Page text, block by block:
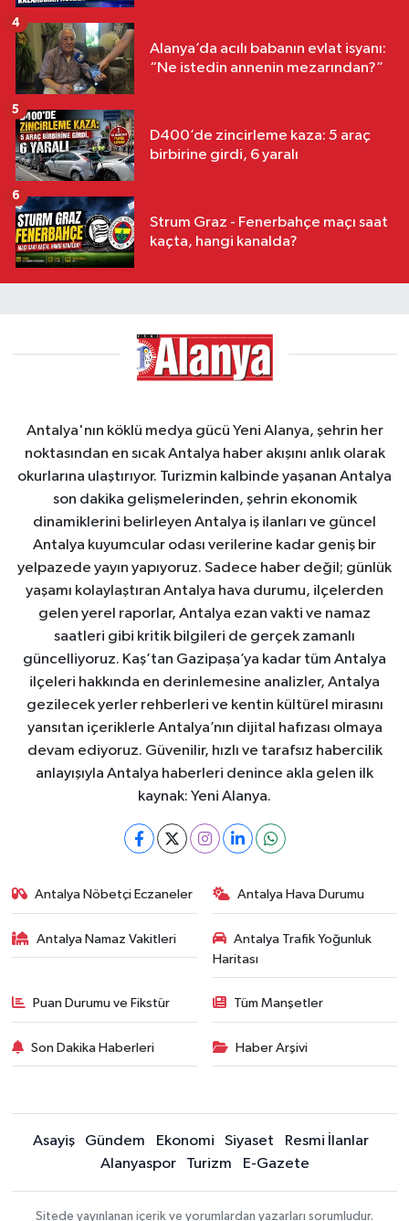
Alanya’da acılı babanın evlat isyanı:
“Ne istedin annenin mezarından?”
4
D400’de zincirleme kaza: 5 araç
birbirine girdi, 6 yaralı
5
Strum Graz - Fenerbahçe maçı saat
kaçta, hangi kanalda?
6
Antalya'nın köklü medya gücü Yeni Alanya, şehrin her
noktasından en sıcak Antalya haber akışını anlık olarak
okurlarına ulaştırıyor. Turizmin kalbinde yaşanan Antalya
son dakika gelişmelerinden, şehrin ekonomik
dinamiklerini belirleyen Antalya iş ilanları ve güncel
Antalya kuyumcular odası verilerine kadar geniş bir
yelpazede yayın yapıyoruz. Sadece haber değil; günlük
yaşamı kolaylaştıran Antalya hava durumu, ilçelerden
gelen yerel raporlar, Antalya ezan vakti ve namaz
saatleri gibi kritik bilgileri de gerçek zamanlı
güncelliyoruz. Kaş’tan Gazipaşa’ya kadar tüm Antalya
ilçeleri hakkında en derinlemesine analizler, Antalya
gezilecek yerler rehberleri ve kentin kültürel mirasını
yansıtan içeriklerle Antalya’nın dijital hafızası olmaya
devam ediyoruz. Güvenilir, hızlı ve tarafsız habercilik
anlayışıyla Antalya haberleri denince akla gelen ilk
kaynak: Yeni Alanya.
Antalya Nöbetçi Eczaneler Antalya Hava Durumu
Antalya Namaz Vakitleri
Antalya Trafik Yoğunluk
Haritası
Puan Durumu ve Fikstür Tüm Manşetler
Son Dakika Haberleri Haber Arşivi
Asayiş Gündem Ekonomi Siyaset
Resmi İlanlar
Alanyaspor
Turizm E-Gazete
Sitede yayınlanan içerik ve yorumlardan yazarları sorumludur.